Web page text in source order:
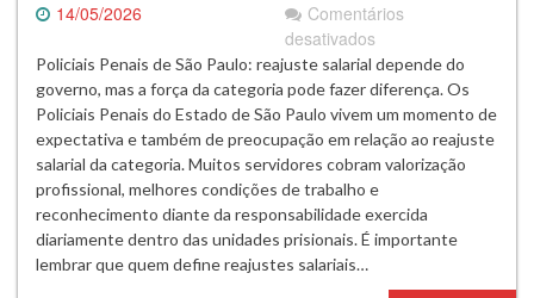
14/05/2026
Comentários
desativadosem
Policiais
Penais
de
SP:
reajuste
depende
do
governo,
Policiais Penais de São Paulo: reajuste salarial depende do
governo, mas a força da categoria pode fazer diferença. Os
Policiais Penais do Estado de São Paulo vivem um momento de
expectativa e também de preocupação em relação ao reajuste
salarial da categoria. Muitos servidores cobram valorização
profissional, melhores condições de trabalho e
reconhecimento diante da responsabilidade exercida
diariamente dentro das unidades prisionais. É importante
lembrar que quem define reajustes salariais…